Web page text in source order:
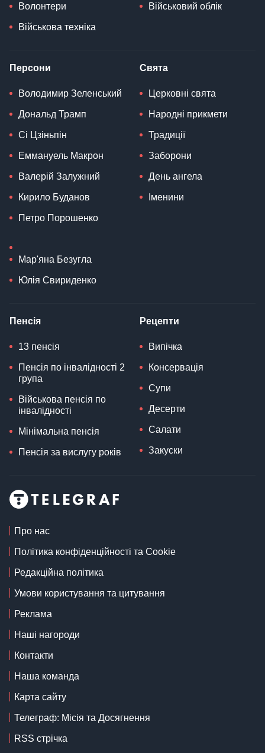
Волонтери
Військова техніка
Військовий облік
Персони
Володимир Зеленський
Дональд Трамп
Сі Цзіньпін
Еммануель Макрон
Валерій Залужний
Кирило Буданов
Петро Порошенко
Мар'яна Безугла
Юлія Свириденко
Свята
Церковні свята
Народні прикмети
Традиції
Заборони
День ангела
Іменини
Пенсія
13 пенсія
Пенсія по інвалідності 2
група
Військова пенсія по
інвалідності
Мінімальна пенсія
Пенсія за вислугу років
Рецепти
Випічка
Консервація
Супи
Десерти
Салати
Закуски
Про нас
Політика конфіденційності та Cookie
Редакційна політика
Умови користування та цитування
Реклама
Наші нагороди
Контакти
Наша команда
Карта сайту
Телеграф: Місія та Досягнення
RSS стрічка